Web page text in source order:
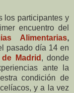
los participantes y
encuentro del
Alimentarias,
pasado día 14 en
de Madrid , donde
ante la
condición de
y a la vez